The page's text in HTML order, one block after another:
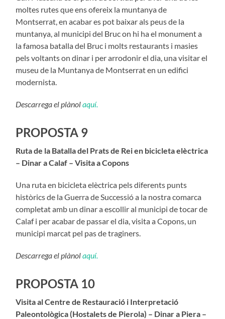
moltes rutes que ens ofereix la muntanya de
Montserrat, en acabar es pot baixar als peus de la
muntanya, al municipi del Bruc on hi ha el monument a
la famosa batalla del Bruc i molts restaurants i masies
pels voltants on dinar i per arrodonir el dia, una visitar el
museu de la Muntanya de Montserrat en un edifici
modernista.
Descarrega el plànolaquí.
PROPOSTA 9
Ruta de la Batalla del Prats de Rei en bicicleta elèctrica
– Dinar a Calaf – Visita a Copons
Una ruta en bicicleta elèctrica pels diferents punts
històrics de la Guerra de Successió a la nostra comarca
completat amb un dinar a escollir al municipi de tocar de
Calaf i per acabar de passar el dia, visita a Copons, un
municipi marcat pel pas de traginers.
Descarrega el plànolaquí.
PROPOSTA 10
Visita al Centre de Restauració i Interpretació
Paleontològica (Hostalets de Pierola) – Dinar a Piera –